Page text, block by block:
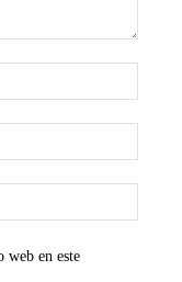
web:
en este